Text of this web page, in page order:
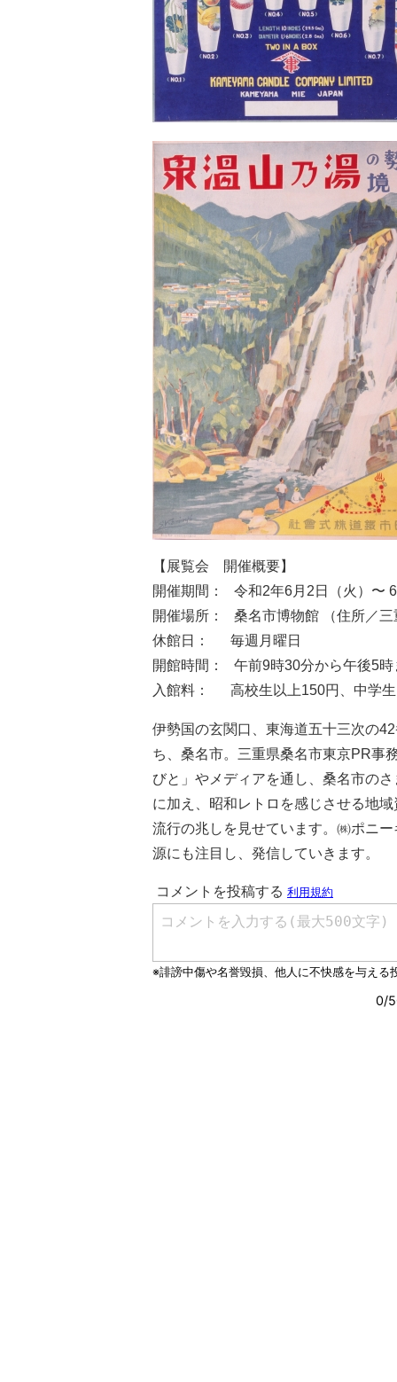
【展覧会 開催概要】
開催期間： 令和2年6月2日（火）〜
開催場所： 桑名市博物館 （住所／
休館日： 毎週月曜日
開館時間： 午前9時30分から午後5
入館料： 高校生以上150円、中学生
伊勢国の玄関口、東海道五十三次の
ち、桑名市。三重県桑名市東京PR事
びと」やメディアを通し、桑名市の
に加え、昭和レトロを感じさせる地
流行の兆しを見せています。㈱ポニ
源にも注目し、発信していきます。